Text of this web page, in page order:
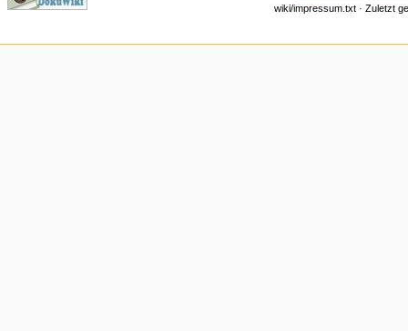
wiki/impressum.txt · Zuletzt